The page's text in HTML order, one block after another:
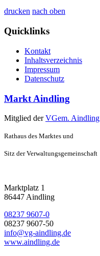
drucken nach oben
Quicklinks
Kontakt
Inhaltsverzeichnis
Impressum
Datenschutz
Markt Aindling
Mitglied derVGem. Aindling
Rathaus des Marktes und
Sitz der Verwaltungsgemeinschaft
Marktplatz 1
86447 Aindling
08237 9607-0
08237 9607-50
info@vg-aindling.de
www.aindling.de